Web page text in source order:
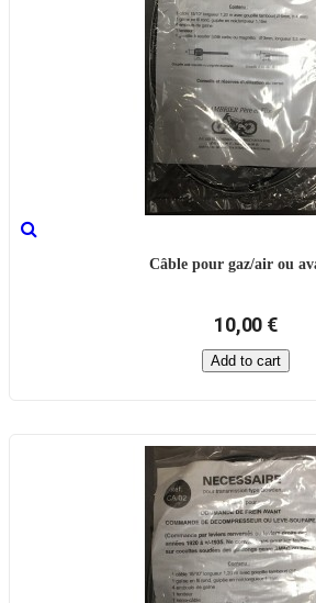
Câble pour gaz/air ou
10,00 €
Add to cart